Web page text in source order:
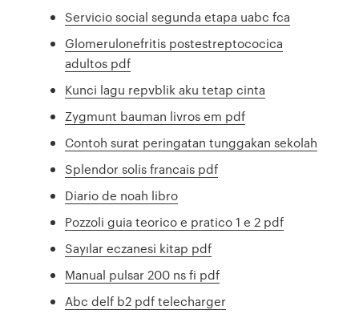
Servicio social segunda etapa uabc fca
Glomerulonefritis postestreptococica
adultos pdf
Kunci lagu repvblik aku tetap cinta
Zygmunt bauman livros em pdf
Contoh surat peringatan tunggakan sekolah
Splendor solis francais pdf
Diario de noah libro
Pozzoli guia teorico e pratico 1 e 2 pdf
Sayılar eczanesi kitap pdf
Manual pulsar 200 ns fi pdf
Abc delf b2 pdf telecharger